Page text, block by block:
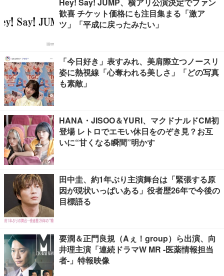
歓喜 チケット価格にも注目集まる「激ア
ツ」「平成に戻ったみたい」
「今日好き」表すみれ、美肩際立つノースリ
姿に熱視線「心奪われる美しさ」「どの写真
も素敵」
HANA・JISOO＆YURI、マクドナルドCM初
登場 レトロでエモい休日をのぞき見？お互
いに“甘くなる瞬間”明かす
田中圭、約1年ぶり主演舞台は「緊張する原
因が現状いっぱいある」役者歴26年で今後の
目標語る
要潤＆正門良規（Aぇ！group）ら出演、向
井理主演「連続ドラマW MR -医薬情報担当
者-」特報映像